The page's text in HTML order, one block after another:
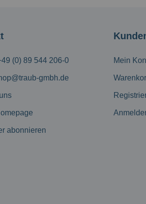
(0) 89 544 206-0
gmbh.de
abonnieren
Mein